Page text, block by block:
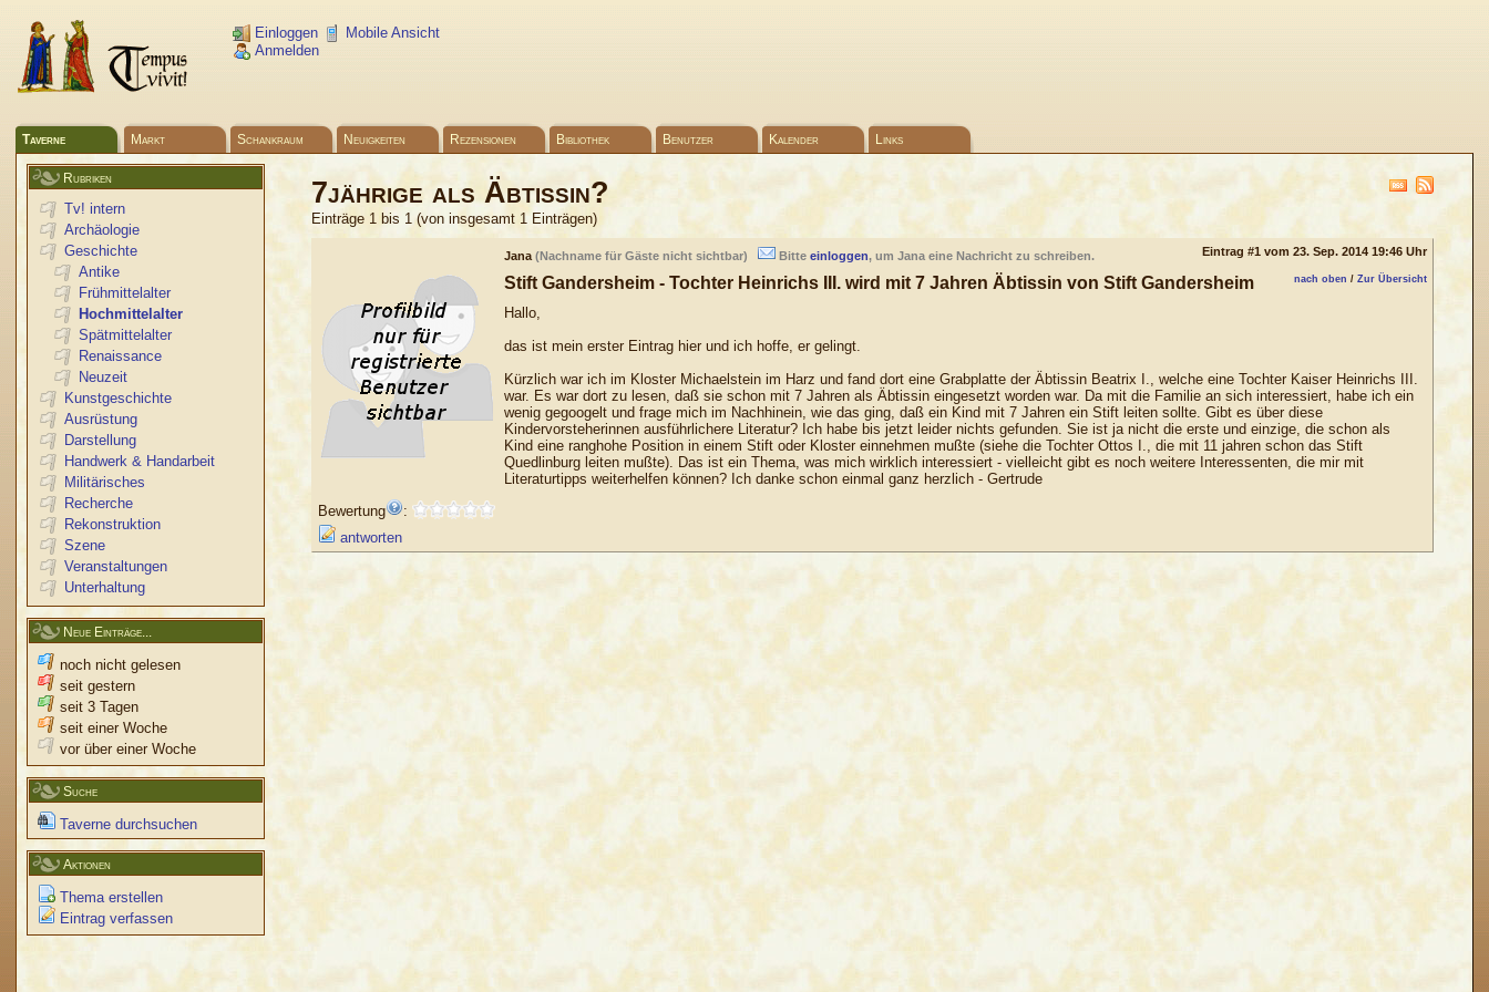
Einloggen
Anmelden
Mobile Ansicht
Taverne Markt Schankraum Neuigkeiten Rezensionen Bibliothek Benutzer Kalender Links
Rubriken
Tv! intern
Archäologie
Geschichte
Antike
Frühmittelalter
Hochmittelalter
Spätmittelalter
Renaissance
Neuzeit
Kunstgeschichte
Ausrüstung
Darstellung
Handwerk & Handarbeit
Militärisches
Recherche
Rekonstruktion
Szene
Veranstaltungen
Unterhaltung
Neue Einträge...
noch nicht gelesen
seit gestern
seit 3 Tagen
seit einer Woche
vor über einer Woche
Suche
Taverne durchsuchen
Aktionen
Thema erstellen
Eintrag verfassen
7jährige als Äbtissin?
Einträge 1 bis 1 (von insgesamt 1 Einträgen)
Eintrag #1 vom 23. Sep. 2014 19:46 Uhr
Jana (Nachname für Gäste nicht sichtbar) Bitte einloggen, um Jana eine Nachricht zu schreiben.
nach oben / Zur Übersicht
Stift Gandersheim - Tochter Heinrichs III. wird mit 7 Jahren Äbtissin von Stift Gandersheim
Hallo,
das ist mein erster Eintrag hier und ich hoffe, er gelingt.
Kürzlich war ich im Kloster Michaelstein im Harz und fand dort eine Grabplatte der Äbtissin Beatrix I., welche eine Tochter Kaiser Heinrichs III.
war. Es war dort zu lesen, daß sie schon mit 7 Jahren als Äbtissin eingesetzt worden war. Da mit die Familie an sich interessiert, habe ich ein
wenig gegoogelt und frage mich im Nachhinein, wie das ging, daß ein Kind mit 7 Jahren ein Stift leiten sollte. Gibt es über diese
Kindervorsteherinnen ausführlichere Literatur? Ich habe bis jetzt leider nichts gefunden. Sie ist ja nicht die erste und einzige, die schon als
Kind eine ranghohe Position in einem Stift oder Kloster einnehmen mußte (siehe die Tochter Ottos I., die mit 11 jahren schon das Stift
Quedlinburg leiten mußte). Das ist ein Thema, was mich wirklich interessiert - vielleicht gibt es noch weitere Interessenten, die mir mit
Literaturtipps weiterhelfen können? Ich danke schon einmal ganz herzlich - Gertrude
Bewertung
:
antworten